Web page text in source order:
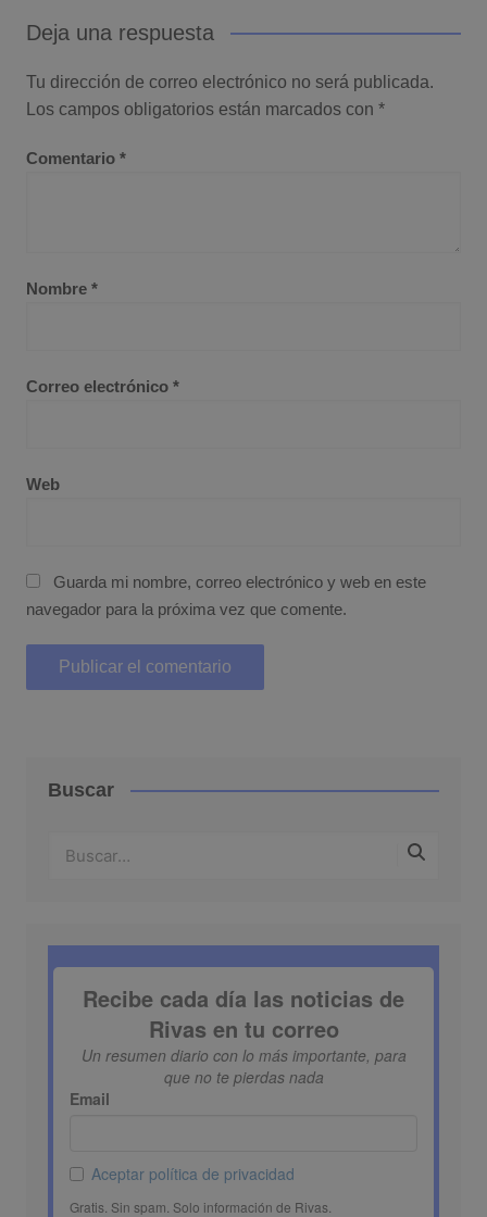
Deja una respuesta
Tu dirección de correo electrónico no será publicada.
Los campos obligatorios están marcados con *
Comentario *
Nombre *
Correo electrónico *
Web
Guarda mi nombre, correo electrónico y web en este
navegador para la próxima vez que comente.
Buscar